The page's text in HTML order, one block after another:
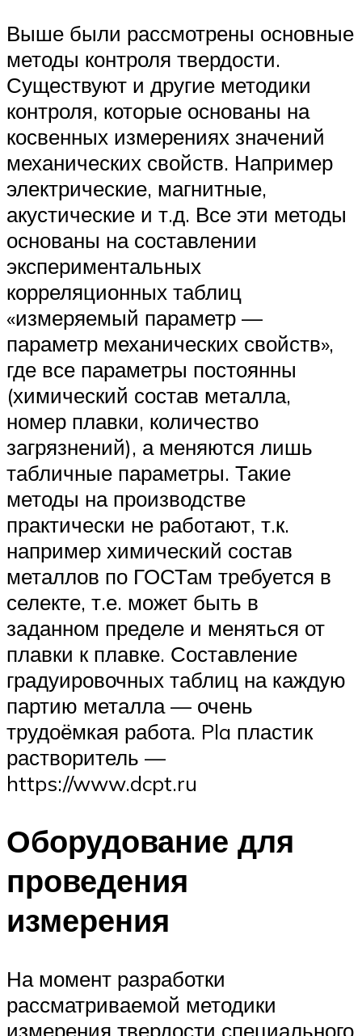
Выше были рассмотрены основные
методы контроля твердости.
Существуют и другие методики
контроля, которые основаны на
косвенных измерениях значений
механических свойств. Например
электрические, магнитные,
акустические и т.д. Все эти методы
основаны на составлении
экспериментальных
корреляционных таблиц
«измеряемый параметр —
параметр механических свойств»,
где все параметры постоянны
(химический состав металла,
номер плавки, количество
загрязнений), а меняются лишь
табличные параметры. Такие
методы на производстве
практически не работают, т.к.
например химический состав
металлов по ГОСТам требуется в
селекте, т.е. может быть в
заданном пределе и меняться от
плавки к плавке. Составление
градуировочных таблиц на каждую
партию металла — очень
трудоёмкая работа. Pla пластик
растворитель —
https://www.dcpt.ru
Оборудование для
проведения
измерения
На момент разработки
рассматриваемой методики
измерения твердости специального